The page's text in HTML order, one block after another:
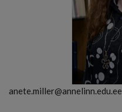
anete.miller@annelinn.edu.ee